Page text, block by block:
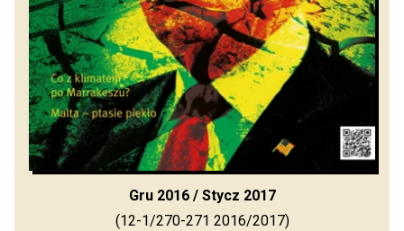
Gru 2016 / Stycz 2017
(12-1/270-271 2016/2017)